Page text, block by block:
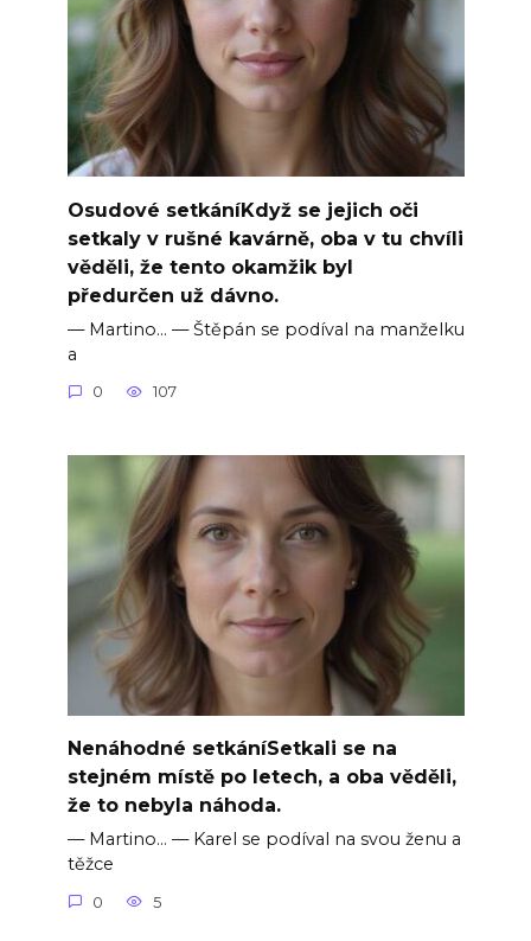
Osudové setkáníKdyž se jejich oči
setkaly v rušné kavárně, oba v tu chvíli
věděli, že tento okamžik byl
předurčen už dávno.
— Martino… — Štěpán se podíval na manželku
a
0 107
Nenáhodné setkáníSetkali se na
stejném místě po letech, a oba věděli,
že to nebyla náhoda.
— Martino… — Karel se podíval na svou ženu a
těžce
0 5